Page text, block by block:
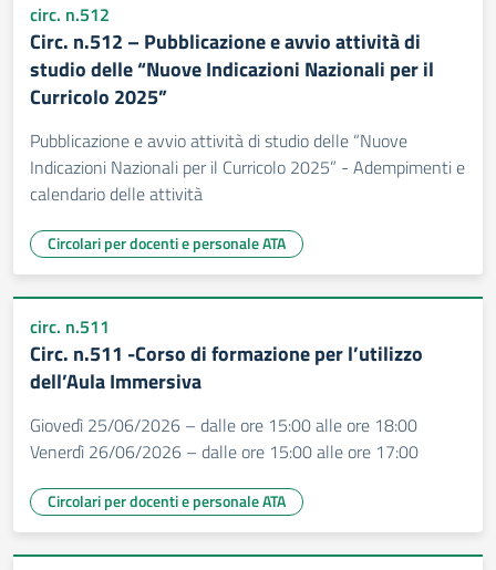
circ. n.512
Circ. n.512 – Pubblicazione e avvio attività di
studio delle “Nuove Indicazioni Nazionali per il
Curricolo 2025”
Pubblicazione e avvio attività di studio delle “Nuove
Indicazioni Nazionali per il Curricolo 2025” - Adempimenti e
calendario delle attività
Circolari per docenti e personale ATA
circ. n.511
Circ. n.511 -Corso di formazione per l’utilizzo
dell’Aula Immersiva
Giovedì 25/06/2026 – dalle ore 15:00 alle ore 18:00
Venerdì 26/06/2026 – dalle ore 15:00 alle ore 17:00
Circolari per docenti e personale ATA